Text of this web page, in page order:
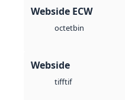
Webside ECW
octetbin
Webside
tifftif